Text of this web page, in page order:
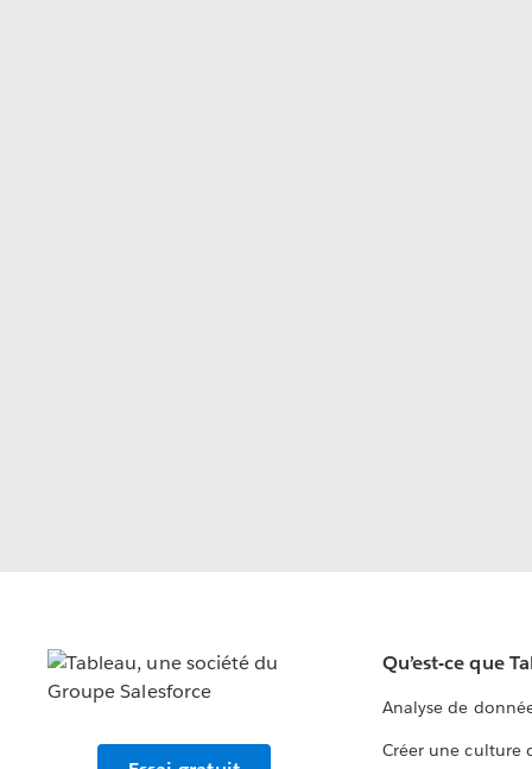
Qu’est-ce que
Analyse de
Créer une culture